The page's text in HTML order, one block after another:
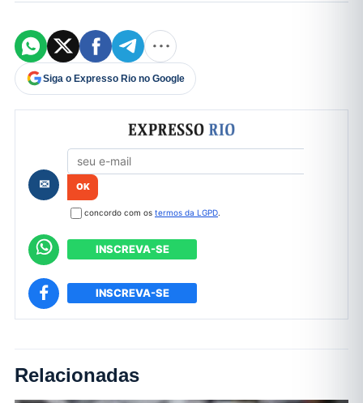
Siga o Expresso Rio no Google
Formulário de cadastro
✉
concordo com os termos da LGPD.
INSCREVA-SE
INSCREVA-SE
Relacionadas